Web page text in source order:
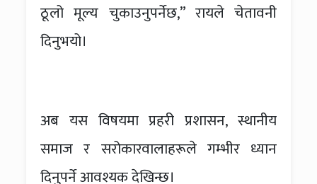
ठूलो मूल्य चुकाउनुपर्नेछ,” रायले चेतावनी
दिनुभयो।
अब यस विषयमा प्रहरी प्रशासन, स्थानीय
समाज र सरोकारवालाहरूले गम्भीर ध्यान
दिनुपर्ने आवश्यक देखिन्छ।